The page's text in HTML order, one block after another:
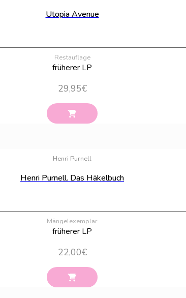
Utopia Avenue
Restauflage
früherer LP
29,95€
Henri Purnell
Henri Purnell. Das Häkelbuch
Mängelexemplar
früherer LP
22,00€